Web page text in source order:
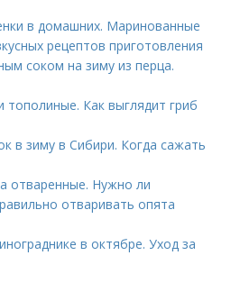
в домашних. Маринованные
рецептов приготовления
соком на зиму из перца.
тополиные. Как выглядит гриб
в зиму в Сибири. Когда сажать
отваренные. Нужно ли
отваривать опята
в октябре. Уход за